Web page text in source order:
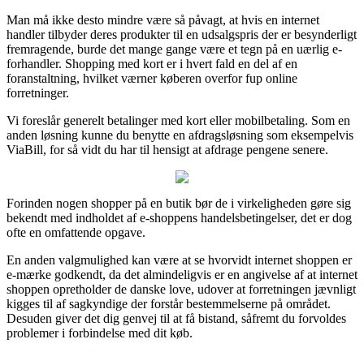
Man må ikke desto mindre være så påvagt, at hvis en internet
handler tilbyder deres produkter til en udsalgspris der er besynderligt
fremragende, burde det mange gange være et tegn på en uærlig e-
forhandler. Shopping med kort er i hvert fald en del af en
foranstaltning, hvilket værner køberen overfor fup online
forretninger.
Vi foreslår generelt betalinger med kort eller mobilbetaling. Som en
anden løsning kunne du benytte en afdragsløsning som eksempelvis
ViaBill, for så vidt du har til hensigt at afdrage pengene senere.
Forinden nogen shopper på en butik bør de i virkeligheden gøre sig
bekendt med indholdet af e-shoppens handelsbetingelser, det er dog
ofte en omfattende opgave.
En anden valgmulighed kan være at se hvorvidt internet shoppen er
e-mærke godkendt, da det almindeligvis er en angivelse af at internet
shoppen opretholder de danske love, udover at forretningen jævnligt
kigges til af sagkyndige der forstår bestemmelserne på området.
Desuden giver det dig genvej til at få bistand, såfremt du forvoldes
problemer i forbindelse med dit køb.